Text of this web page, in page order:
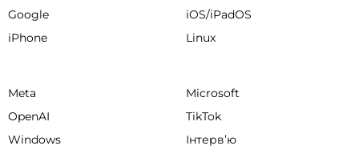
Google
iOS/iPadOS
iPhone
Linux
Meta
Microsoft
OpenAI
TikTok
Windows
Інтервʼю